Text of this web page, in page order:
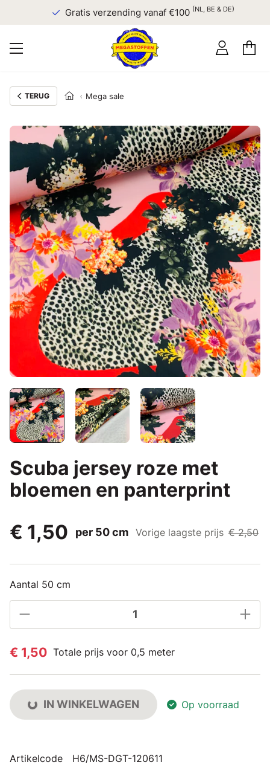
Gratis verzending vanaf €100 (NL, BE & DE)
TERUG Mega sale
Scuba jersey roze met
bloemen en panterprint
€ 1,50
per 50 cm Vorige laagste prijs € 2,50
Aantal 50 cm
€ 1,50 Totale prijs voor 0,5 meter
IN WINKELWAGEN Op voorraad
Artikelcode H6/MS-DGT-120611